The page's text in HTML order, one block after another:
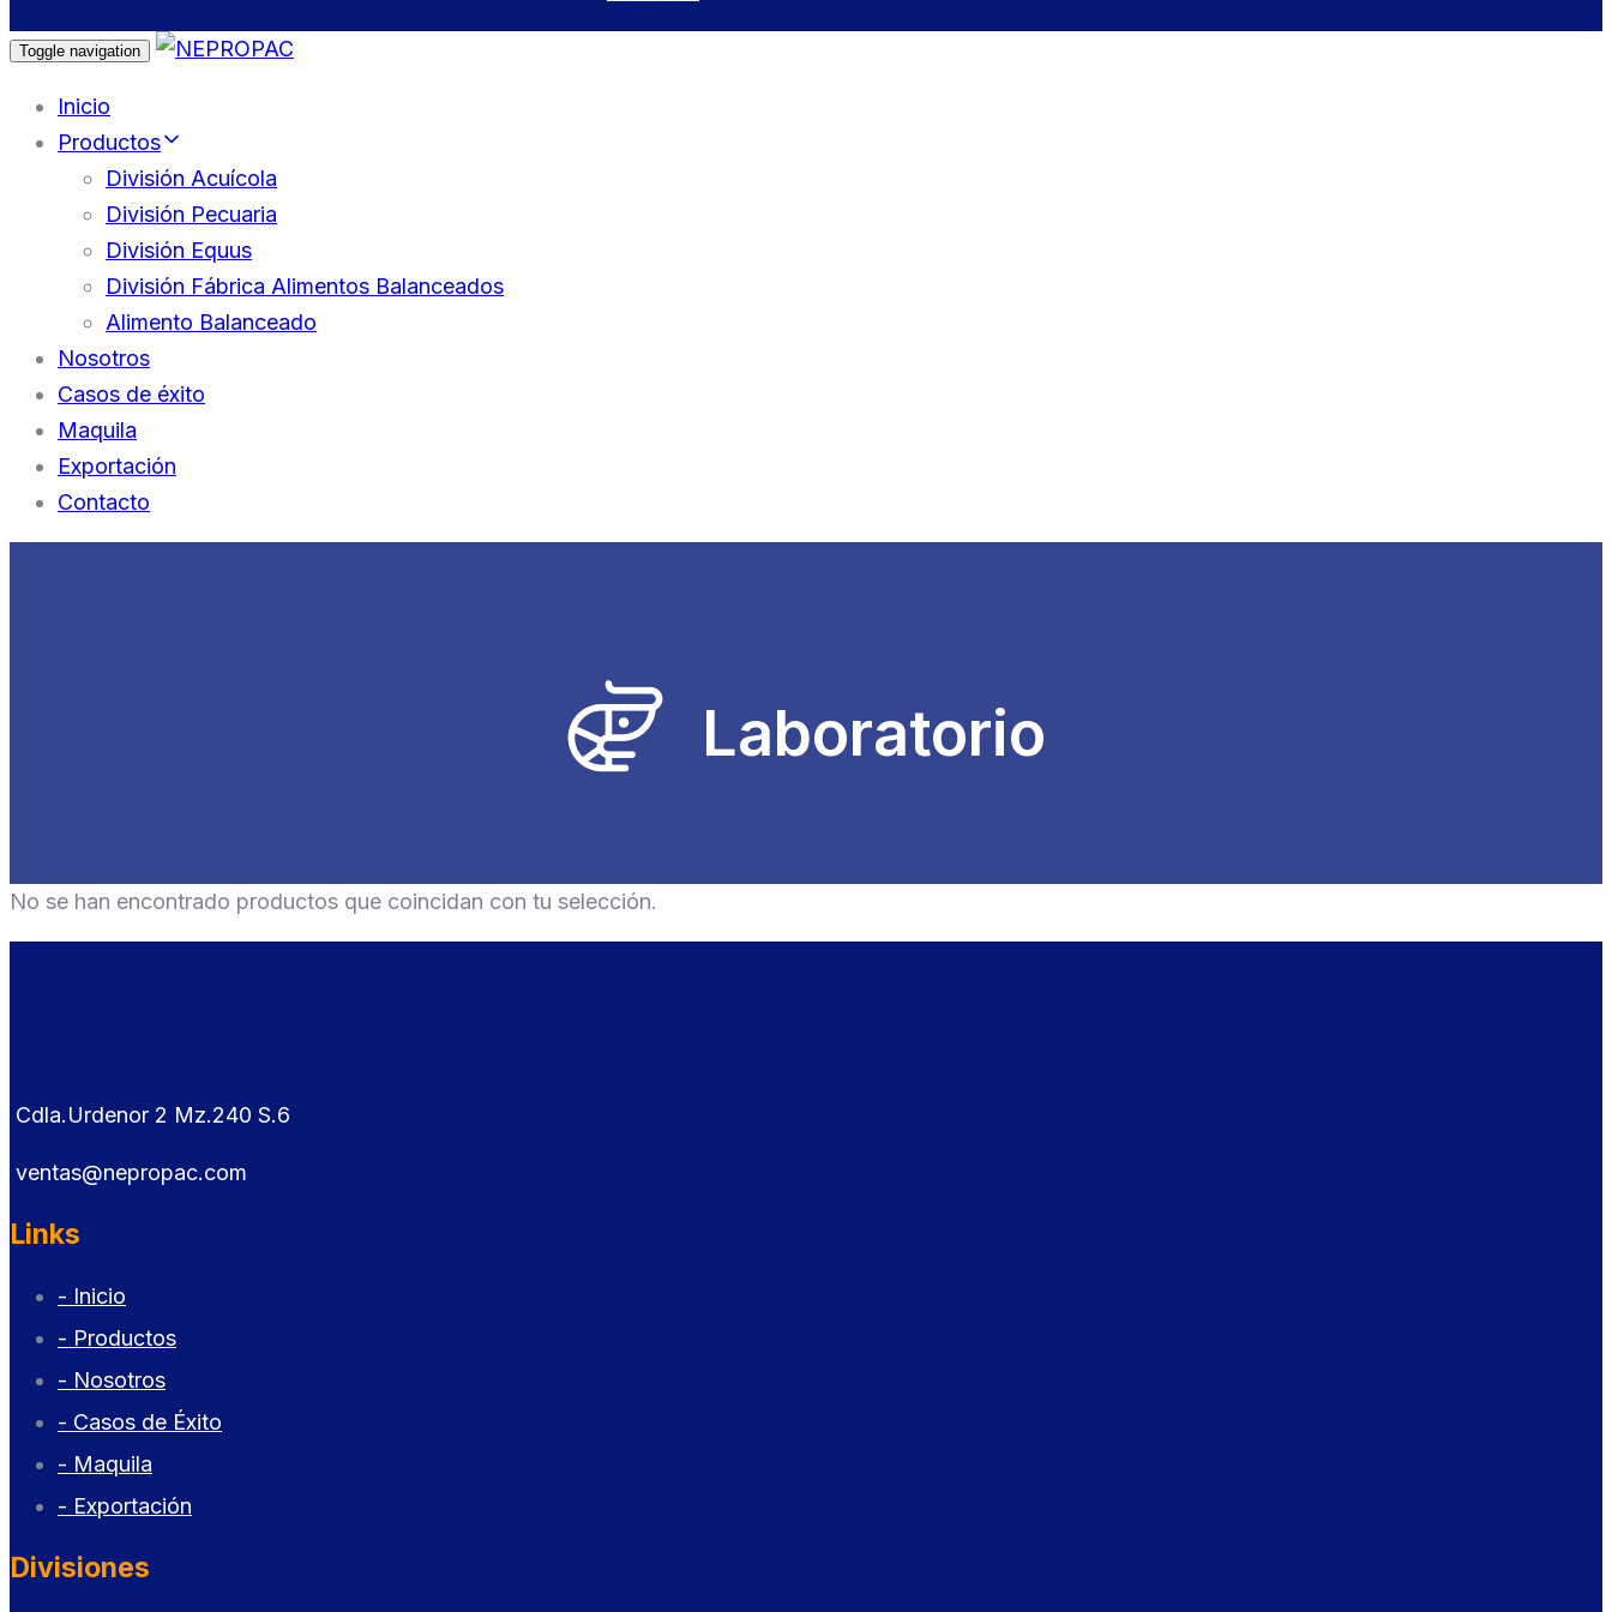
Toggle navigation
Inicio
Productos
División Acuícola
División Pecuaria
División Equus
División Fábrica Alimentos Balanceados
Alimento Balanceado
Nosotros
Casos de éxito
Maquila
Exportación
Contacto
Laboratorio
No se han encontrado productos que coincidan con tu selección.
Cdla.Urdenor 2 Mz.240 S.6
ventas@nepropac.com
Links
- Inicio
- Productos
- Nosotros
- Casos de Éxito
- Maquila
- Exportación
Divisiones